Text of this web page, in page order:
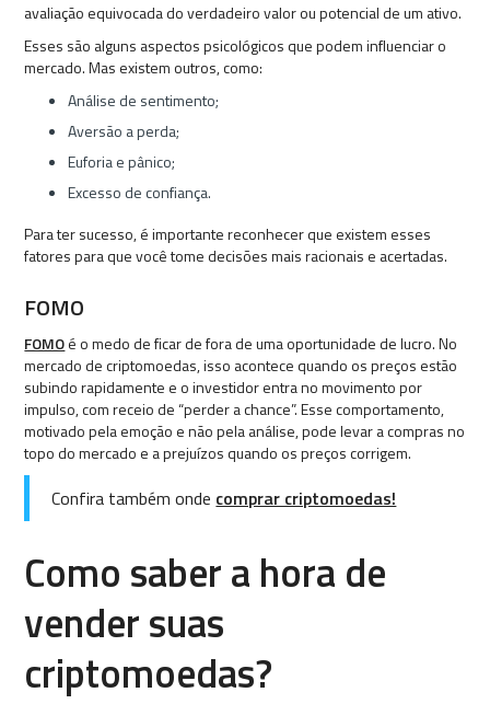
avaliação equivocada do verdadeiro valor ou potencial de um ativo.
Esses são alguns aspectos psicológicos que podem influenciar o
mercado. Mas existem outros, como:
Análise de sentimento;
Aversão a perda;
Euforia e pânico;
Excesso de confiança.
Para ter sucesso, é importante reconhecer que existem esses
fatores para que você tome decisões mais racionais e acertadas.
FOMO
FOMOé o medo de ficar de fora de uma oportunidade de lucro. No
mercado de criptomoedas, isso acontece quando os preços estão
subindo rapidamente e o investidor entra no movimento por
impulso, com receio de “perder a chance”. Esse comportamento,
motivado pela emoção e não pela análise, pode levar a compras no
topo do mercado e a prejuízos quando os preços corrigem.
Confira também onde comprar criptomoedas!
Como saber a hora de
vender suas
criptomoedas?